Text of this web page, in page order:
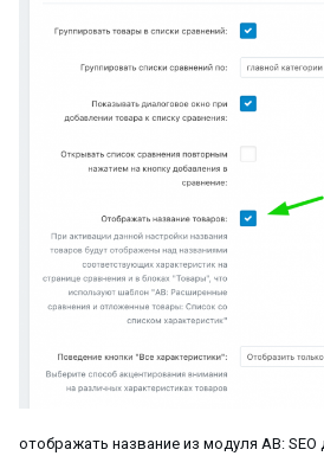
отображать название из модуля AB: